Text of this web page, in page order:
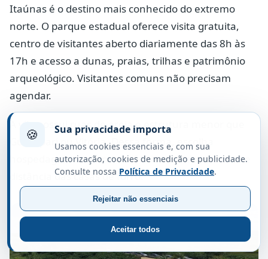
Itaúnas é o destino mais conhecido do extremo
norte. O parque estadual oferece visita gratuita,
centro de visitantes aberto diariamente das 8h às
17h e acesso a dunas, praias, trilhas e patrimônio
arqueológico. Visitantes comuns não precisam
agendar.
A vila possui ruas de areia e estrutura menor que
Guarapari ou Vitória. Dessa forma, escolha
hospedagem conforme silêncio, estacionamento e
distância das casas de forró.
🍪 Sua privacidade importa
Usamos cookies essenciais e, com sua
autorização, cookies de medição e publicidade.
Consulte nossa Política de Privacidade.
Aceitar todos
Rejeitar não essenciais